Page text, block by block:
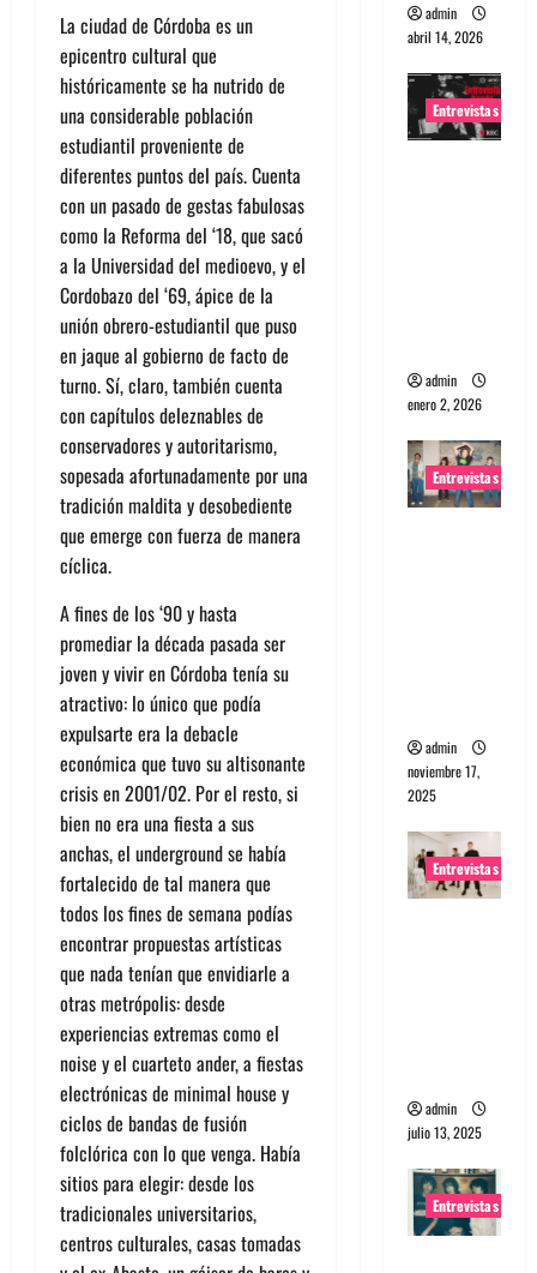
La ciudad de Córdoba es un
epicentro cultural que
históricamente se ha nutrido de
una considerable población
estudiantil proveniente de
diferentes puntos del país. Cuenta
con un pasado de gestas fabulosas
como la Reforma del ‘18, que sacó
a la Universidad del medioevo, y el
Cordobazo del ‘69, ápice de la
unión obrero-estudiantil que puso
en jaque al gobierno de facto de
turno. Sí, claro, también cuenta
con capítulos deleznables de
conservadores y autoritarismo,
sopesada afortunadamente por una
tradición maldita y desobediente
que emerge con fuerza de manera
cíclica.
A fines de los ‘90 y hasta
promediar la década pasada ser
joven y vivir en Córdoba tenía su
atractivo: lo único que podía
expulsarte era la debacle
económica que tuvo su altisonante
crisis en 2001/02. Por el resto, si
bien no era una fiesta a sus
anchas, el underground se había
fortalecido de tal manera que
todos los fines de semana podías
encontrar propuestas artísticas
que nada tenían que envidiarle a
otras metrópolis: desde
experiencias extremas como el
noise y el cuarteto ander, a fiestas
electrónicas de minimal house y
ciclos de bandas de fusión
folclórica con lo que venga. Había
sitios para elegir: desde los
tradicionales universitarios,
centros culturales, casas tomadas
admin
abril 14, 2026
Entrevistas
admin
enero 2, 2026
Entrevistas
admin
noviembre 17,
2025
Entrevistas
admin
julio 13, 2025
Entrevistas